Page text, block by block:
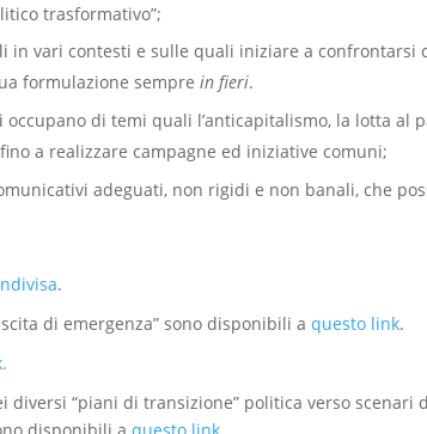
trasformativo”;
vari contesti e sulle quali iniziare a confrontarsi
formulazione sempre in fieri.
di temi quali l’anticapitalismo, la lotta al
a realizzare campagne ed iniziative comuni;
adeguati, non rigidi e non banali, che
.
di emergenza” sono disponibili aquesto link.
“piani di transizione” politica verso scenari
disponibili aquesto link